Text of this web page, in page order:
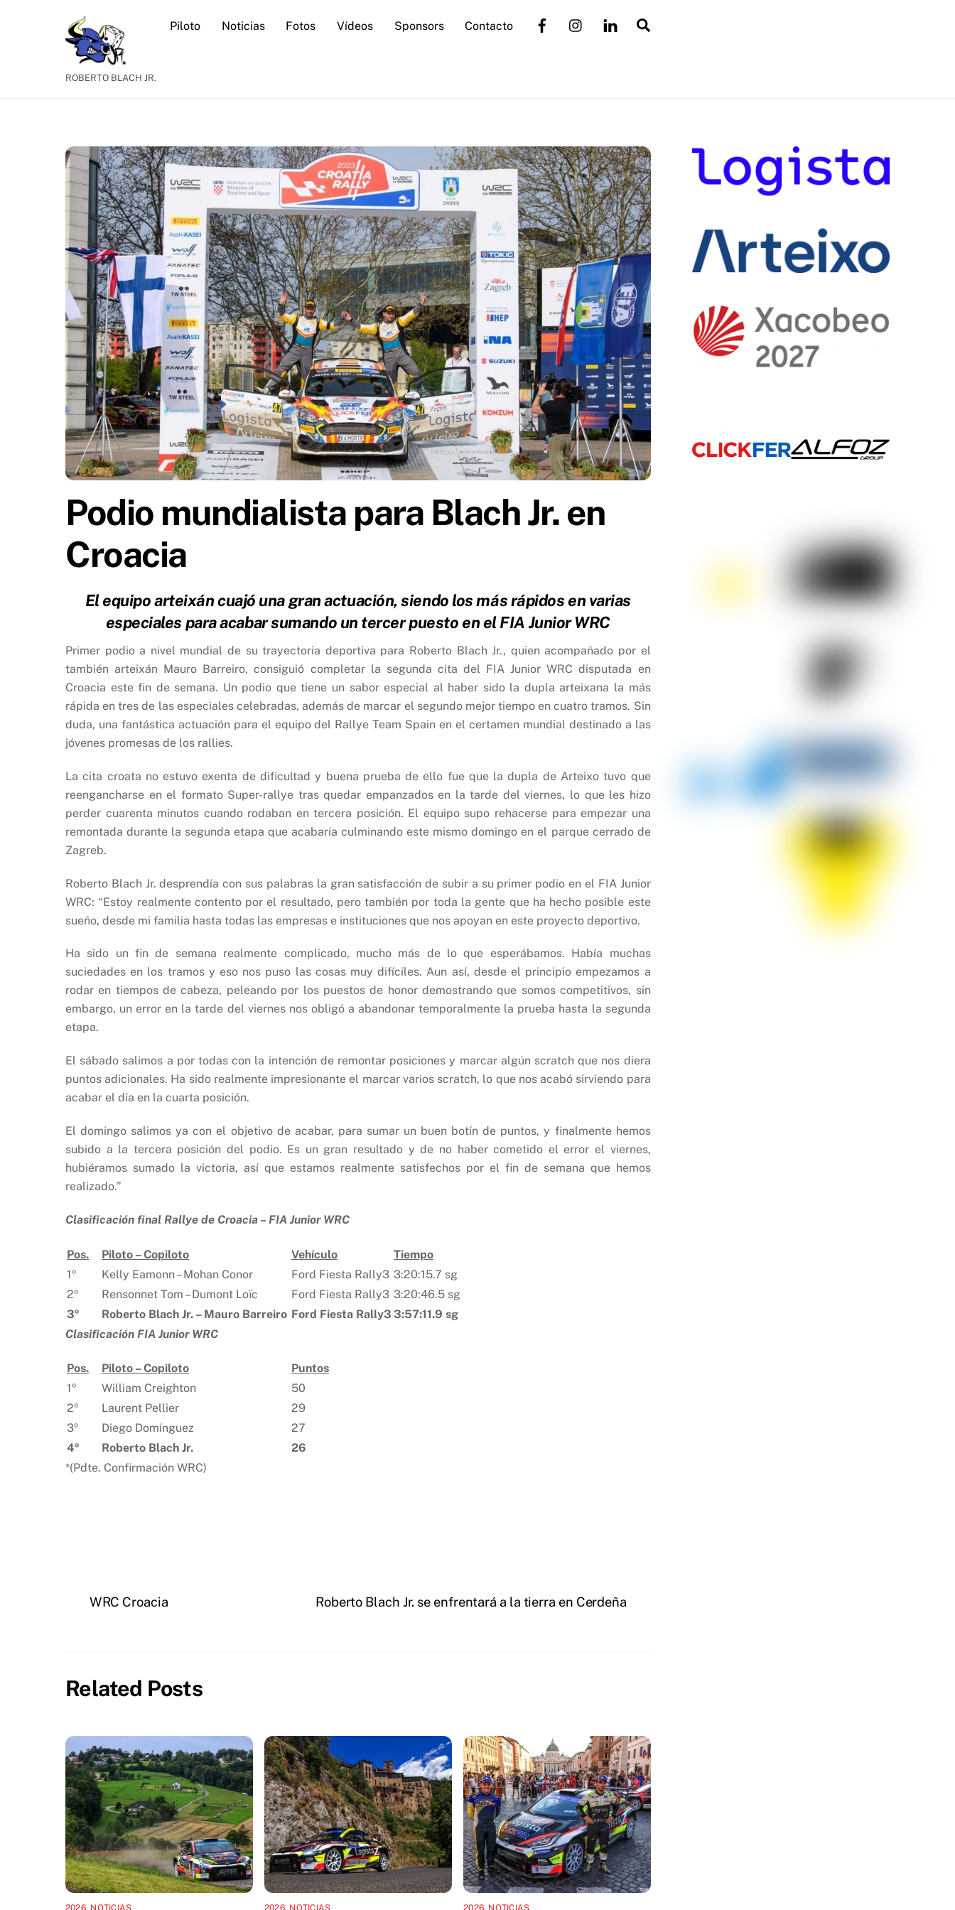
ROBERTO BLACH JR.
Piloto Noticias Fotos Vídeos Sponsors Contacto
Podio mundialista para Blach Jr. en
Croacia
El equipo arteixán cuajó una gran actuación, siendo los más rápidos en varias
especiales para acabar sumando un tercer puesto en el FIA Junior WRC
Primer podio a nivel mundial de su trayectoria deportiva para Roberto Blach Jr., quien acompañado por el
también arteixán Mauro Barreiro, consiguió completar la segunda cita del FIA Junior WRC disputada en
Croacia este fin de semana. Un podio que tiene un sabor especial al haber sido la dupla arteixana la más
rápida en tres de las especiales celebradas, además de marcar el segundo mejor tiempo en cuatro tramos. Sin
duda, una fantástica actuación para el equipo del Rallye Team Spain en el certamen mundial destinado a las
jóvenes promesas de los rallies.
La cita croata no estuvo exenta de dificultad y buena prueba de ello fue que la dupla de Arteixo tuvo que
reengancharse en el formato Super-rallye tras quedar empanzados en la tarde del viernes, lo que les hizo
perder cuarenta minutos cuando rodaban en tercera posición. El equipo supo rehacerse para empezar una
remontada durante la segunda etapa que acabaría culminando este mismo domingo en el parque cerrado de
Zagreb.
Roberto Blach Jr. desprendía con sus palabras la gran satisfacción de subir a su primer podio en el FIA Junior
WRC: “Estoy realmente contento por el resultado, pero también por toda la gente que ha hecho posible este
sueño, desde mi familia hasta todas las empresas e instituciones que nos apoyan en este proyecto deportivo.
Ha sido un fin de semana realmente complicado, mucho más de lo que esperábamos. Había muchas
suciedades en los tramos y eso nos puso las cosas muy difíciles. Aun así, desde el principio empezamos a
rodar en tiempos de cabeza, peleando por los puestos de honor demostrando que somos competitivos, sin
embargo, un error en la tarde del viernes nos obligó a abandonar temporalmente la prueba hasta la segunda
etapa.
El sábado salimos a por todas con la intención de remontar posiciones y marcar algún scratch que nos diera
puntos adicionales. Ha sido realmente impresionante el marcar varios scratch, lo que nos acabó sirviendo para
acabar el día en la cuarta posición.
El domingo salimos ya con el objetivo de acabar, para sumar un buen botín de puntos, y finalmente hemos
subido a la tercera posición del podio. Es un gran resultado y de no haber cometido el error el viernes,
hubiéramos sumado la victoria, así que estamos realmente satisfechos por el fin de semana que hemos
realizado.”
Clasificación final Rallye de Croacia – FIA Junior WRC
Pos. Piloto – Copiloto Vehículo
Tiempo
1º
Kelly Eamonn – Mohan Conor Ford Fiesta Rally3 3:20:15.7 sg
2º
Rensonnet Tom – Dumont Loïc Ford Fiesta Rally3 3:20:46.5 sg
3º
Roberto Blach Jr. – Mauro Barreiro Ford Fiesta Rally3 3:57:11.9 sg
Clasificación FIA Junior WRC
Pos. Piloto – Copiloto
Puntos
1º
William Creighton
50
2º
Laurent Pellier
29
3º
Diego Domínguez
27
4º
Roberto Blach Jr.
26
*(Pdte. Confirmación WRC)
WRC Croacia Roberto Blach Jr. se enfrentará a la tierra en Cerdeña
Related Posts